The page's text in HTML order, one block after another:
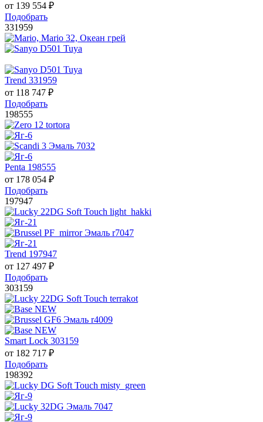
от 139 554 ₽
Подобрать
331959
Trend 331959
от 118 747 ₽
Подобрать
198555
Penta 198555
от 178 054 ₽
Подобрать
197947
Trend 197947
от 127 497 ₽
Подобрать
303159
Smart Lock 303159
от 182 717 ₽
Подобрать
198392